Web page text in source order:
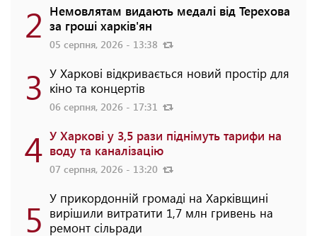
2 Немовлятам видають медалі від Терехова
за гроші харків'ян
05 серпня, 2026 - 13:38
3 У Харкові відкривається новий простір для
кіно та концертів
06 серпня, 2026 - 17:31
4 У Харкові у 3,5 рази піднімуть тарифи на
воду та каналізацію
07 серпня, 2026 - 13:20
5 У прикордонній громаді на Харківщині
вирішили витратити 1,7 млн гривень на
ремонт сільради